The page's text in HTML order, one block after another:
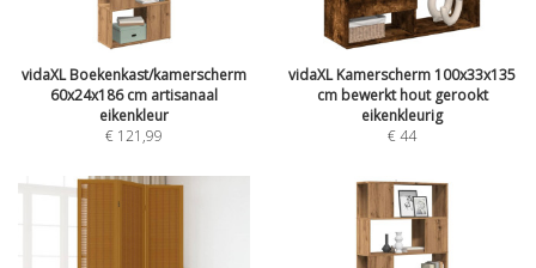
vidaXL Boekenkast/kamerscherm
60x24x186 cm artisanaal
eikenkleur
€ 121,99
vidaXL Kamerscherm 100x33x135
cm bewerkt hout gerookt
eikenkleurig
€44